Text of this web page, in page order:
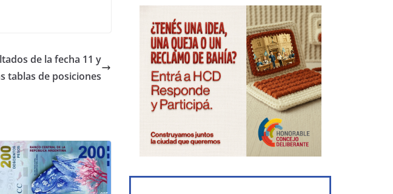
de la fecha 11 y
tablas de posiciones